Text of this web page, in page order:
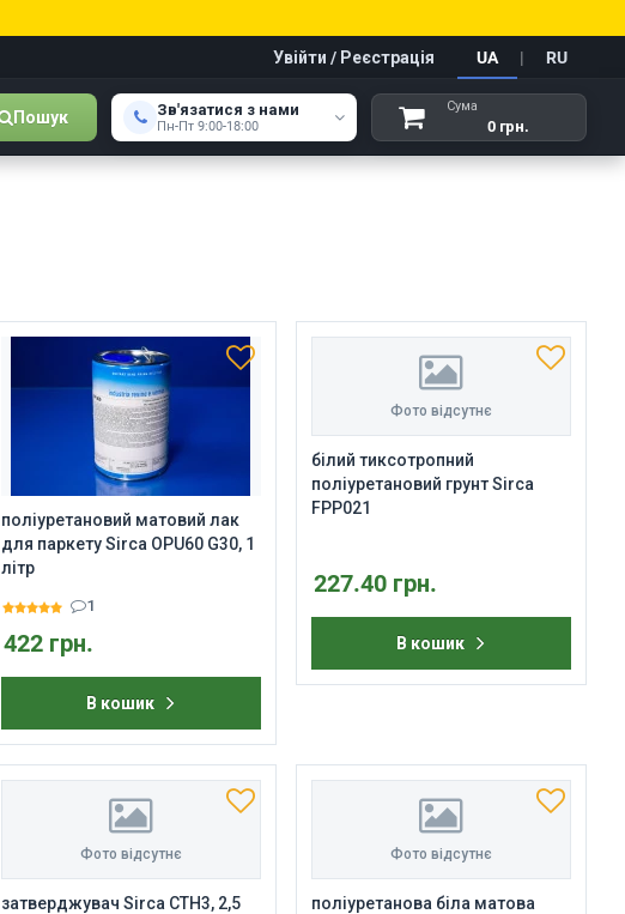
Увійти / Реєстрація UA | RU
Пошук Зв'язатися з нами
Пн-Пт 9:00-18:00
Сума
0 грн.
поліуретановий матовий лак
для паркету Sirca OPU60 G30, 1
літр
422 грн.
1
В кошик
Фото відсутнє
білий тиксотропний
поліуретановий грунт Sirca
FPP021
227.40 грн.
В кошик
Фото відсутнє
затверджувач Sirca CTH3, 2,5
Фото відсутнє
поліуретанова біла матова